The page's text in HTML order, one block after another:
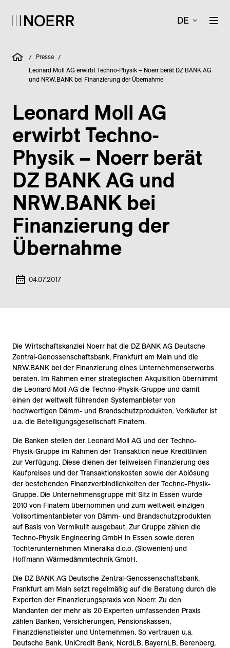
DE
/ Presse /
Leonard Moll AG erwirbt Techno-Physik – Noerr berät DZ BANK AG
und NRW.BANK bei Finanzierung der Übernahme
Leonard Moll AG
erwirbt Techno-
Physik – Noerr berät
DZ BANK AG und
NRW.BANK bei
Finanzierung der
Übernahme
04.07.2017
Die Wirtschaftskanzlei Noerr hat die DZ BANK AG Deutsche
Zentral-Genossenschaftsbank, Frankfurt am Main und die
NRW.BANK bei der Finanzierung eines Unternehmenserwerbs
beraten. Im Rahmen einer strategischen Akquisition übernimmt
die Leonard Moll AG die Techno-Physik-Gruppe und damit
einen der weltweit führenden Systemanbieter von
hochwertigen Dämm- und Brandschutzprodukten. Verkäufer ist
u.a. die Beteiligungsgesellschaft Finatem.
Die Banken stellen der Leonard Moll AG und der Techno-
Physik-Gruppe im Rahmen der Transaktion neue Kreditlinien
zur Verfügung. Diese dienen der teilweisen Finanzierung des
Kaufpreises und der Transaktionskosten sowie der Ablösung
der bestehenden Finanzverbindlichkeiten der Techno-Physik-
Gruppe. Die Unternehmensgruppe mit Sitz in Essen wurde
2010 von Finatem übernommen und zum weltweit einzigen
Vollsortimentanbieter von Dämm- und Brandschutzprodukten
auf Basis von Vermikulit ausgebaut. Zur Gruppe zählen die
Techno-Physik Engineering GmbH in Essen sowie deren
Tochterunternehmen Mineralka d.o.o. (Slowenien) und
Hoffmann Wärmedämmtechnik GmbH.
Die DZ BANK AG Deutsche Zentral-Genossenschaftsbank,
Frankfurt am Main setzt regelmäßig auf die Beratung durch die
Experten der Finanzierungspraxis von Noerr. Zu den
Mandanten der mehr als 20 Experten umfassenden Praxis
zählen Banken, Versicherungen, Pensionskassen,
Finanzdienstleister und Unternehmen. So vertrauen u.a.
Deutsche Bank, UniCredit Bank, NordLB, BayernLB, Berenberg,